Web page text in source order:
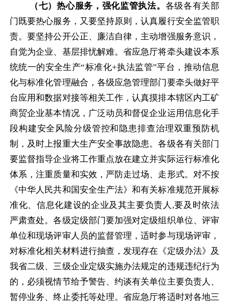
（七）热心服务，强化监管执法。 各级各有关部
门既要热心服务，又要坚持原则，认真履行安全监管职
责。要坚持公开公正、廉洁自律，主动增强服务意识，
自觉为企业、基层排忧解难。省应急厅将牵头建设本系
统统一的安全生产“标准化+执法监管”平台，推动信息
化与标准化管理融合，各级应急管理部门要牵头做好平
台应用和数据对接等相关工作，认真摸排本辖区内工矿
商贸企业基本情况，广泛动员和督促企业运用信息化手
段构建安全风险分级管控和隐患排查治理双重预防机
制，及时上报重大生产安全事故隐患。各级各有关部门
要监督指导企业将工作重点放在建立并实际运行标准化
体系，注重质量和实效，严防走过场、走形式。对不按
《中华人民共和国安全生产法》和有关标准规范开展标
准化、信息化建设的企业及其主要负责人 ,要及时依法
严肃查处。各级定级部门要加强对定级组织单位、评审
单位和现场评审人员的监督管理，适时参与现场评审，
对标准化相关材料进行抽查，发现存在《定级办法》及
我省二级、三级企业定级实施办法规定的违规违纪行为
的，必须视情节给予警告、约谈有关单位主要负责人、
暂停业务、终止委托等处理。省应急厅将适时对各地三